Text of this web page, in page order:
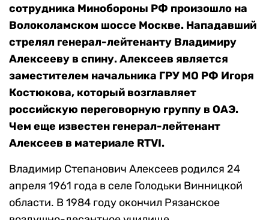
сотрудника Минобороны РФ произошло на
Волоколамском шоссе Москве. Нападавший
стрелял генерал-лейтенанту Владимиру
Алексееву в спину. Алексеев является
заместителем начальника ГРУ МО РФ Игоря
Костюкова, который возглавляет
российскую переговорную группу в ОАЭ.
Чем еще известен генерал-лейтенант
Алексеев в материале RTVI.
Владимир Степанович Алексеев родился 24
апреля 1961 года в селе Голодьки Винницкой
области. В 1984 году окончил Рязанское